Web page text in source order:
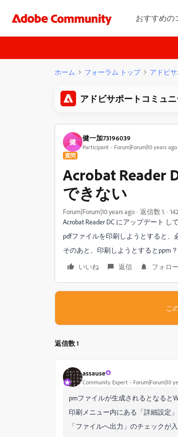
おすすめの
ホーム フォーラム トップ アドビ
アドビサポートコミュ
健 健一加73196039
Participant Forum|Forum|10 years ago
質問
Acrobat Reader
できない
Forum|Forum|10 years ago 返信数 1.
Acrobat Reader DC にアップデート し
pdfファイルを印刷しようとすると、
そのあと、印刷しようとするとppm
いいね
返信 フォロー
こ
返信数 1
assause
Community Expert Forum|Forum|10
prnファイルが生成されるとなると
印刷メニュー内にある「詳細設定
「ファイルへ出力」のチェックが